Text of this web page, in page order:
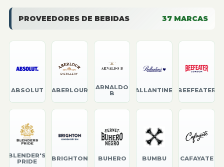
PROVEEDORES DE BEBIDAS 37 MARCAS
ABSOLUT ABERLOUR
ARNALDO
B
BALLANTINE'S BEEFEATER
BLENDER'S
PRIDE
BRIGHTON BUHERO BUMBU CAFAYATE